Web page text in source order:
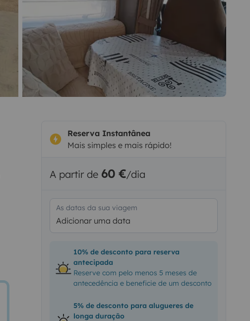
Reserva Instantânea
Mais simples e mais rápido!
A partir de 60 €/dia
As datas da sua viagem
Adicionar uma data
10% de desconto para reserva
antecipada
Reserve com pelo menos 5 meses de
antecedência e beneficie de um desconto
5% de desconto para alugueres de
longa duração